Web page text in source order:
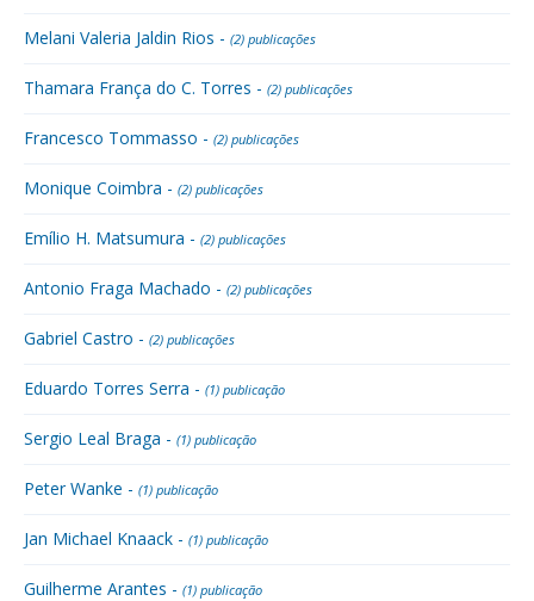
Melani Valeria Jaldin Rios - (2) publicações
Thamara França do C. Torres - (2) publicações
Francesco Tommasso - (2) publicações
Monique Coimbra - (2) publicações
Emílio H. Matsumura - (2) publicações
Antonio Fraga Machado - (2) publicações
Gabriel Castro - (2) publicações
Eduardo Torres Serra - (1) publicação
Sergio Leal Braga - (1) publicação
Peter Wanke - (1) publicação
Jan Michael Knaack - (1) publicação
Guilherme Arantes - (1) publicação